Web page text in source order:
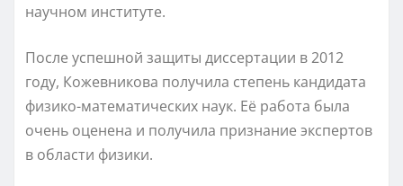
научном институте.
После успешной защиты диссертации в 2012
году, Кожевникова получила степень кандидата
физико-математических наук. Её работа была
очень оценена и получила признание экспертов
в области физики.